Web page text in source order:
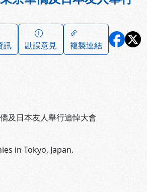
訊 勘誤意見
複製連結
及日本友人舉行追悼大會
in Tokyo, Japan.